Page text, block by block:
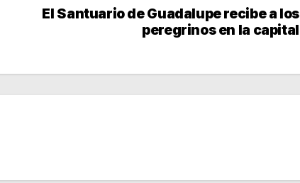
El Santuario de Guadalupe recibe a los
peregrinos en la capital